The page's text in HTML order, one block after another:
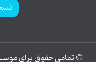
© تمامی حقوق برای